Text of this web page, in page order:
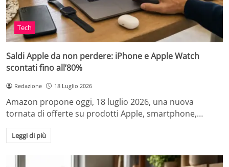
Tech
Saldi Apple da non perdere: iPhone e Apple Watch
scontati fino all’80%
Redazione 18 Luglio 2026
Amazon propone oggi, 18 luglio 2026, una nuova
tornata di offerte su prodotti Apple, smartphone,…
Leggi di più